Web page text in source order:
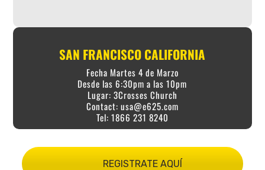
SAN FRANCISCO CALIFORNIA
Fecha Martes 4 de Marzo
Desde las 6:30pm a las 10pm
Lugar: 3Crosses Church
Contact: usa@e625.com
Tel: 1866 231 8240
REGISTRATE AQUÍ